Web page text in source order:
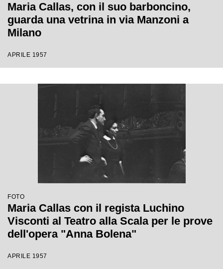
Maria Callas, con il suo barboncino,
guarda una vetrina in via Manzoni a
Milano
APRILE 1957
FOTO
Maria Callas con il regista Luchino
Visconti al Teatro alla Scala per le prove
dell'opera "Anna Bolena"
APRILE 1957